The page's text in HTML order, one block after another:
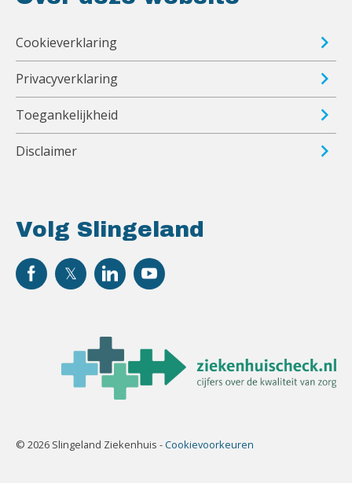
Volg Slingeland
Cookieverklaring
Privacyverklaring
Toegankelijkheid
Disclaimer
© 2026 Slingeland Ziekenhuis -Cookievoorkeuren